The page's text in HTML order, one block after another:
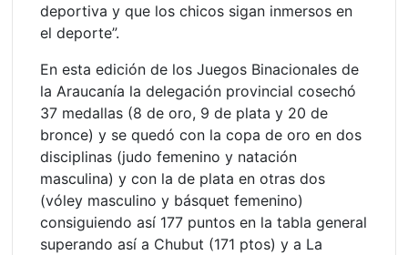
deportiva y que los chicos sigan inmersos en
el deporte”.
En esta edición de los Juegos Binacionales de
la Araucanía la delegación provincial cosechó
37 medallas (8 de oro, 9 de plata y 20 de
bronce) y se quedó con la copa de oro en dos
disciplinas (judo femenino y natación
masculina) y con la de plata en otras dos
(vóley masculino y básquet femenino)
consiguiendo así 177 puntos en la tabla general
superando así a Chubut (171 ptos) y a La